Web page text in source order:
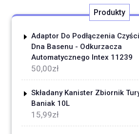
Produkty
Adaptor Do Podłączenia
Dna Basenu - Odkurzacza
Automatycznego Intex 11239
50,00zł
Składany Kanister Zbiornik
Baniak 10L
15,99zł